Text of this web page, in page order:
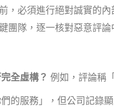
，必須進行絕對誠實的內
團隊，逐一核對惡意評論
全虛構？ 例如，評論稱
的服務」，但公司記錄